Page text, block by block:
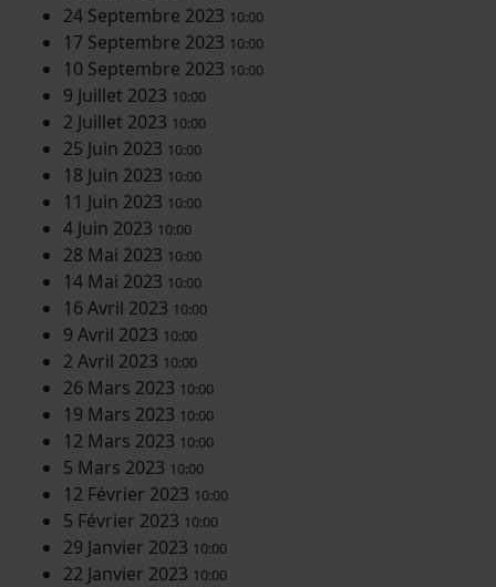
24 Septembre 2023 10:00
17 Septembre 2023 10:00
10 Septembre 2023 10:00
9 Juillet 2023 10:00
2 Juillet 2023 10:00
25 Juin 2023 10:00
18 Juin 2023 10:00
11 Juin 2023 10:00
4 Juin 2023 10:00
28 Mai 2023 10:00
14 Mai 2023 10:00
16 Avril 2023 10:00
9 Avril 2023 10:00
2 Avril 2023 10:00
26 Mars 2023 10:00
19 Mars 2023 10:00
12 Mars 2023 10:00
5 Mars 2023 10:00
12 Février 2023 10:00
5 Février 2023 10:00
29 Janvier 2023 10:00
22 Janvier 2023 10:00